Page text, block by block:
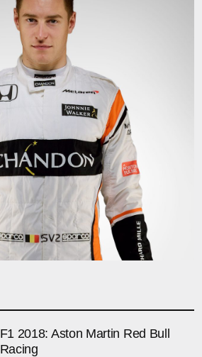
F1 2018: Aston Martin Red Bull
Racing